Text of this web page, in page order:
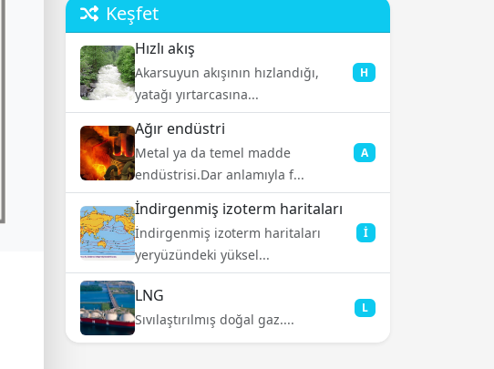
Keşfet
Hızlı akış
Akarsuyun akışının hızlandığı,
yatağı yırtarcasına...
H
Ağır endüstri
Metal ya da temel madde
endüstrisi.Dar anlamıyla f...
A
İndirgenmiş izoterm haritaları
İndirgenmiş izoterm haritaları
yeryüzündeki yüksel...
İ
LNG
Sıvılaştırılmış doğal gaz....
L